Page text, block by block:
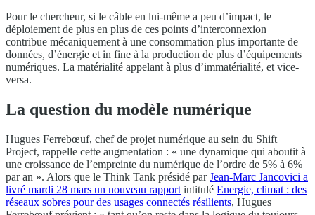
Pour le chercheur, si le câble en lui-même a peu d’impact, le
déploiement de plus en plus de ces points d’interconnexion
contribue mécaniquement à une consommation plus importante de
données, d’énergie et in fine à la production de plus d’équipements
numériques. La matérialité appelant à plus d’immatérialité, et vice-
versa.
La question du modèle numérique
Hugues Ferrebœuf, chef de projet numérique au sein du Shift
Project, rappelle cette augmentation : « une dynamique qui aboutit à
une croissance de l’empreinte du numérique de l’ordre de 5% à 6%
par an ». Alors que le Think Tank présidé parJean-Marc Jancovici a
livré mardi 28 mars un nouveau rapport intitulé Energie, climat : des
réseaux sobres pour des usages connectés résilients, Hugues